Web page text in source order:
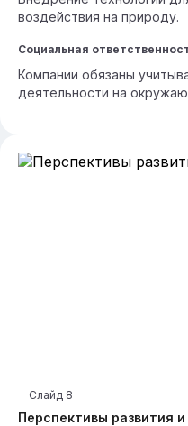
воздействия на природу.
Социальная
Компании обязаны
деятельности на
Перспективы развития
Слайд 8